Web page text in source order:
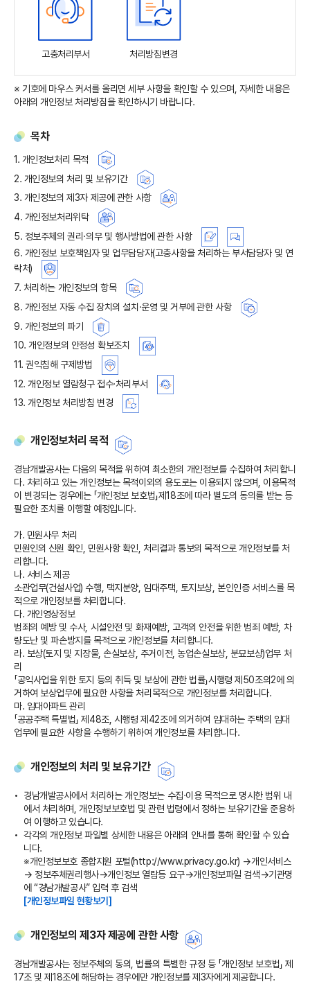
고충처리부서 처리방침변경
※ 기호에 마우스 커서를 올리면 세부 사항을 확인할 수 있으며, 자세한 내용은
아래의 개인정보 처리방침을 확인하시기 바랍니다.
목차
1. 개인정보처리 목적
2. 개인정보의 처리 및 보유기간
3. 개인정보의 제3자 제공에 관한 사항
4. 개인정보처리위탁
5. 정보주체의 권리·의무 및 행사방법에 관한 사항
6. 개인정보 보호책임자 및 업무담당자(고충사항을 처리하는 부서담당자 및 연
락처)
7. 처리하는 개인정보의 항목
8. 개인정보 자동 수집 장치의 설치·운영 및 거부에 관한 사항
9. 개인정보의 파기
10. 개인정보의 안정성 확보조치
11. 권익침해 구제방법
12. 개인정보 열람청구 접수·처리부서
13. 개인정보 처리방침 변경
개인정보처리 목적
경남개발공사는 다음의 목적을 위하여 최소한의 개인정보를 수집하여 처리합니
다. 처리하고 있는 개인정보는 목적이외의 용도로는 이용되지 않으며, 이용목적
이 변경되는 경우에는 「개인정보 보호법」제18조에 따라 별도의 동의를 받는 등
필요한 조치를 이행할 예정입니다.
가. 민원사무 처리
민원인의 신원 확인, 민원사항 확인, 처리결과 통보의 목적으로 개인정보를 처
리합니다.
나. 서비스 제공
소관업무(건설사업) 수행, 택지분양, 임대주택, 토지보상, 본인인증 서비스를 목
적으로 개인정보를 처리합니다.
다. 개인영상정보
범죄의 예방 및 수사, 시설안전 및 화재예방, 고객의 안전을 위한 범죄 예방, 차
량도난 및 파손방지를 목적으로 개인정보를 처리합니다.
라. 보상(토지 및 지장물, 손실보상, 주거이전, 농업손실보상, 분묘보상)업무 처
리
「공익사업을 위한 토지 등의 취득 및 보상에 관한 법률」시행령 제50조의2에 의
거하여 보상업무에 필요한 사항을 처리목적으로 개인정보를 처리합니다.
마. 임대아파트 관리
「공공주택 특별법」 제48조, 시행령 제42조에 의거하여 임대하는 주택의 임대
업무에 필요한 사항을 수행하기 위하여 개인정보를 처리합니다.
개인정보의 처리 및 보유기간
경남개발공사에서 처리하는 개인정보는 수집·이용 목적으로 명시한 범위 내
에서 처리하며, 개인정보보호법 및 관련 법령에서 정하는 보유기간을 준용하
여 이행하고 있습니다.
각각의 개인정보 파일별 상세한 내용은 아래의 안내를 통해 확인할 수 있습
니다.
※개인정보보호 종합지원 포털(http://www.privacy.go.kr) →개인서비스
→ 정보주체권리행사→개인정보 열람등 요구→개인정보파일 검색→기관명
에 “경남개발공사” 입력 후 검색
[개인정보파일 현황보기]
개인정보의 제3자 제공에 관한 사항
경남개발공사는 정보주체의 동의, 법률의 특별한 규정 등 「개인정보 보호법」 제
17조 및 제18조에 해당하는 경우에만 개인정보를 제3자에게 제공합니다.